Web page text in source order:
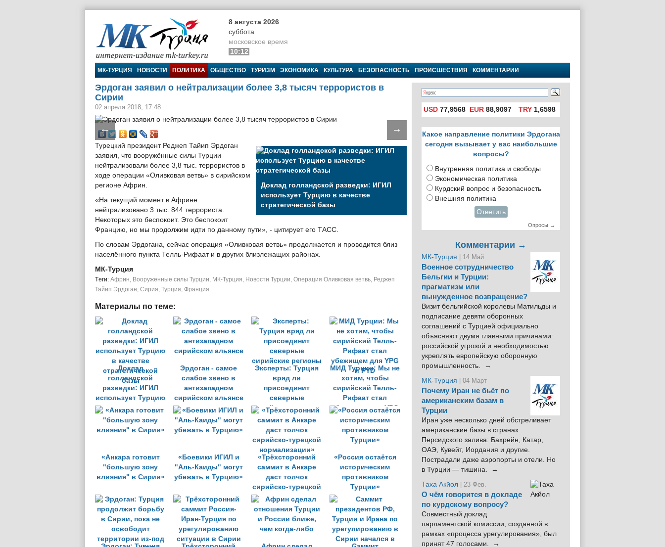
МК-Турция
8 августа 2026
суббота
московское время
10:12
МК-ТУРЦИЯ НОВОСТИ ПОЛИТИКА ОБЩЕСТВО ТУРИЗМ ЭКОНОМИКА КУЛЬТУРА БЕЗОПАСНОСТЬ ПРОИСШЕСТВИЯ КОММЕНТАРИИ
Эрдоган заявил о нейтрализации более 3,8 тысяч террористов в
Сирии
02 апреля 2018, 17:48
← →
Доклад голландской разведки: ИГИЛ
использует Турцию в качестве
стратегической базы
Турецкий президент Реджеп Тайип Эрдоган
заявил, что вооружённые силы Турции
нейтрализовали более 3,8 тыс. террористов в
ходе операции «Оливковая ветвь» в сирийском
регионе Африн.
«На текущий момент в Африне
нейтрализовано 3 тыс. 844 террориста.
Некоторых это беспокоит. Это беспокоит
Францию, но мы продолжим идти по данному пути», - цитирует его ТАСС.
По словам Эрдогана, сейчас операция «Оливковая ветвь» продолжается и проводится близ
населённого пункта Телль-Рифаат и в других близлежащих районах.
МК-Турция
Tеги: Африн, Вооруженные силы Турции, МК-Турция, Новости Турции, Операция Оливковая ветвь, Реджеп
Тайип Эрдоган, Сирия, Турция, Франция
Материалы по теме:
Доклад
голландской
разведки: ИГИЛ
использует Турцию
в качестве
стратегической
базы
Эрдоган - самое
слабое звено в
антизападном
сирийском альянсе
Эксперты: Турция
вряд ли
присоединит
северные
сирийские регионы
МИД Турции: Мы не
хотим, чтобы
сирийский Телль-
Рифаат стал
убежищем для YPG
и PYD
«Анкара готовит
"большую зону
влияния" в Сирии»
«Боевики ИГИЛ и
"Аль-Каиды" могут
убежать в Турцию»
«Трёхсторонний
саммит в Анкаре
даст толчок
сирийско-турецкой
нормализации»
«Россия остаётся
историческим
противником
Турции»
USD 77,9568 EUR 88,9097 TRY1,6598
Какое направление политики Эрдогана
сегодня вызывает у вас наибольшие
вопросы?
Внутренняя политика и свободы
Экономическая политика
Курдский вопрос и безопасность
Внешняя политика
Ответить
Опросы →
Комментарии →
МК-Турция | 14 Май
Военное сотрудничество
Бельгии и Турции:
прагматизм или
вынужденное возвращение?
Визит бельгийской королевы Матильды и
подписание девяти оборонных
соглашений с Турцией официально
объясняют двумя главными причинами:
российской угрозой и необходимостью
укреплять европейскую оборонную
промышленность. →
МК-Турция
| 04 Март
Почему Иран не бьёт по
американским базам в
Турции
Иран уже несколько дней обстреливает
американские базы в странах
Персидского залива: Бахрейн, Катар,
ОАЭ, Кувейт, Иордания и другие.
Пострадали даже аэропорты и отели. Но
в Турции — тишина. →
Таха Акйол | 23 Фев.
О чём говорится в докладе
по курдскому вопросу?
Совместный доклад
парламентской комиссии, созданной в
рамках «процесса урегулирования», был
принят 47 голосами. →